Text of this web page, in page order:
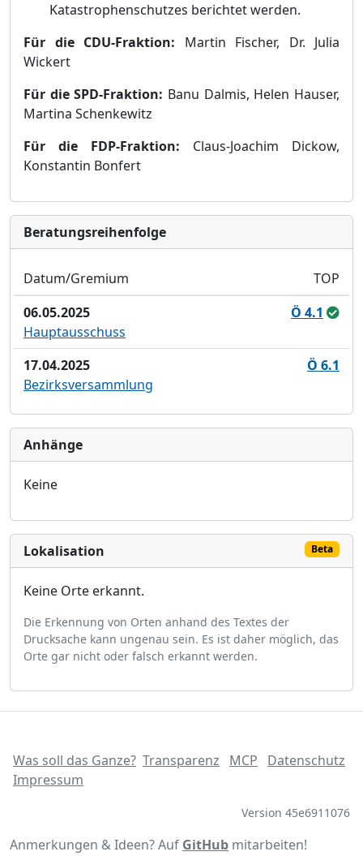
Katastrophenschutzes berichtet werden.
Für die CDU-Fraktion:
Martin Fischer, Dr. Julia
Wickert
Für die SPD-Fraktion: Banu Dalmis, Helen Hauser,
Martina Schenkewitz
Für die FDP-Fraktion:
Claus-Joachim Dickow,
Konstantin Bonfert
Bera­tungs­reihen­folge
Datum/Gremium
TOP
06.05.2025
Ö 4.1
Hauptausschuss
17.04.2025
Ö 6.1
Bezirksversammlung
Anhänge
Keine
Lokalisation Beta
Keine Orte erkannt.
Die Erkennung von Orten anhand des Textes der
Drucksache kann ungenau sein. Es ist daher möglich, das
Orte gar nicht oder falsch erkannt werden.
Was soll das Ganze? Transparenz MCP
Datenschutz
Impressum
Version 45e6911076
Anmerkungen & Ideen? Auf GitHub mitarbeiten!